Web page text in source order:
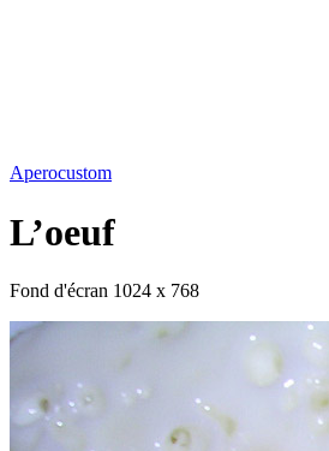
Aperocustom
L’oeuf
Fond d'écran 1024 x 768